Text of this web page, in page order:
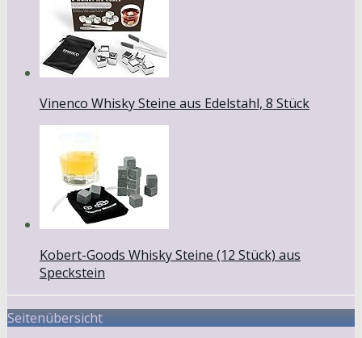
Vinenco Whisky Steine aus Edelstahl, 8 Stück
Kobert-Goods Whisky Steine (12 Stück) aus
Speckstein
Seitenübersicht